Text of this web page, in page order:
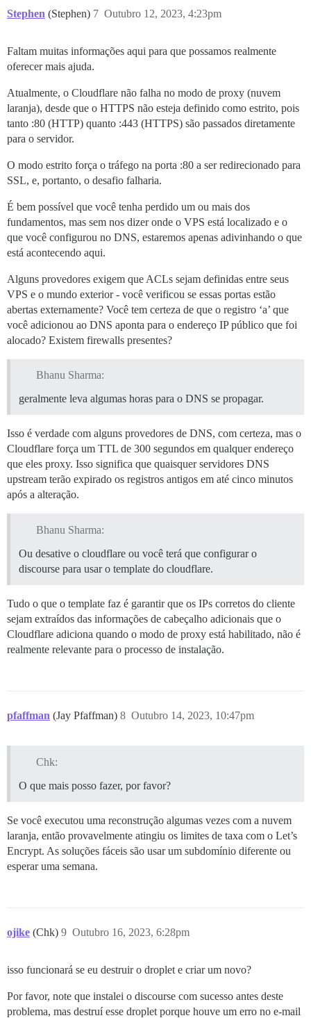
Stephen (Stephen) Outubro 12, 2023, 4:23pm
7
Faltam muitas informações aqui para que possamos realmente
oferecer mais ajuda.
Atualmente, o Cloudflare não falha no modo de proxy (nuvem
laranja), desde que o HTTPS não esteja definido como estrito, pois
tanto :80 (HTTP) quanto :443 (HTTPS) são passados diretamente
para o servidor.
O modo estrito força o tráfego na porta :80 a ser redirecionado para
SSL, e, portanto, o desafio falharia.
É bem possível que você tenha perdido um ou mais dos
fundamentos, mas sem nos dizer onde o VPS está localizado e o
que você configurou no DNS, estaremos apenas adivinhando o que
está acontecendo aqui.
Alguns provedores exigem que ACLs sejam definidas entre seus
VPS e o mundo exterior - você verificou se essas portas estão
abertas externamente? Você tem certeza de que o registro ‘a’ que
você adicionou ao DNS aponta para o endereço IP público que foi
alocado? Existem firewalls presentes?
Bhanu Sharma:
geralmente leva algumas horas para o DNS se propagar.
Isso é verdade com alguns provedores de DNS, com certeza, mas o
Cloudflare força um TTL de 300 segundos em qualquer endereço
que eles proxy. Isso significa que quaisquer servidores DNS
upstream terão expirado os registros antigos em até cinco minutos
após a alteração.
Bhanu Sharma:
Ou desative o cloudflare ou você terá que configurar o
discourse para usar o template do cloudflare.
Tudo o que o template faz é garantir que os IPs corretos do cliente
sejam extraídos das informações de cabeçalho adicionais que o
Cloudflare adiciona quando o modo de proxy está habilitado, não é
realmente relevante para o processo de instalação.
pfaffman (Jay Pfaffman) Outubro 14, 2023, 10:47pm
8
Chk:
O que mais posso fazer, por favor?
Se você executou uma reconstrução algumas vezes com a nuvem
laranja, então provavelmente atingiu os limites de taxa com o Let’s
Encrypt. As soluções fáceis são usar um subdomínio diferente ou
esperar uma semana.
ojike (Chk) Outubro 16, 2023, 6:28pm
9
isso funcionará se eu destruir o droplet e criar um novo?
Por favor, note que instalei o discourse com sucesso antes deste
problema, mas destruí esse droplet porque houve um erro no e-mail